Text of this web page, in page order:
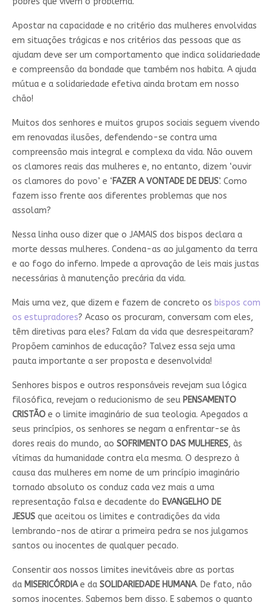
Apostar na capacidade e no critério das mulheres envolvidas
em situações trágicas e nos critérios das pessoas que as
ajudam deve ser um comportamento que indica solidariedade
e compreensão da bondade que também nos habita. A ajuda
mútua e a solidariedade efetiva ainda brotam em nosso
chão!
Muitos dos senhores e muitos grupos sociais seguem vivendo
em renovadas ilusões, defendendo-se contra uma
compreensão mais integral e complexa da vida. Não ouvem
os clamores reais das mulheres e, no entanto, dizem ‘ouvir
os clamores do povo’ e ‘FAZER A VONTADE DE DEUS’. Como
fazem isso frente aos diferentes problemas que nos
assolam?
Nessa linha ouso dizer que o JAMAIS dos bispos declara a
morte dessas mulheres. Condena-as ao julgamento da terra
e ao fogo do inferno. Impede a aprovação de leis mais justas
necessárias à manutenção precária da vida.
Mais uma vez, que dizem e fazem de concreto os bispos com
os estupradores? Acaso os procuram, conversam com eles,
têm diretivas para eles? Falam da vida que desrespeitaram?
Propõem caminhos de educação? Talvez essa seja uma
pauta importante a ser proposta e desenvolvida!
Senhores bispos e outros responsáveis revejam sua lógica
filosófica, revejam o reducionismo de seu PENSAMENTO
CRISTÃOe o limite imaginário de sua teologia. Apegados a
seus princípios, os senhores se negam a enfrentar-se às
dores reais do mundo, ao SOFRIMENTO DAS MULHERES, às
vítimas da humanidade contra ela mesma. O desprezo à
causa das mulheres em nome de um princípio imaginário
tornado absoluto os conduz cada vez mais a uma
representação falsa e decadente do EVANGELHO DE
JESUSque aceitou os limites e contradições da vida
lembrando-nos de atirar a primeira pedra se nos julgamos
santos ou inocentes de qualquer pecado.
Consentir aos nossos limites inevitáveis abre as portas
da MISERICÓRDIAe da SOLIDARIEDADE HUMANA. De fato, não
somos inocentes. Sabemos bem disso. E sabemos o quanto